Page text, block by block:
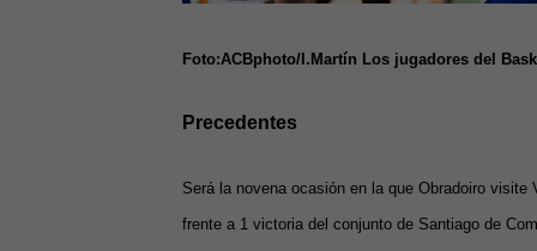
Foto:ACBphoto/I.Martín Los jugadores del
Precedentes
Será la novena ocasión en la que Obradoiro
frente a 1 victoria del conjunto de Santiago de